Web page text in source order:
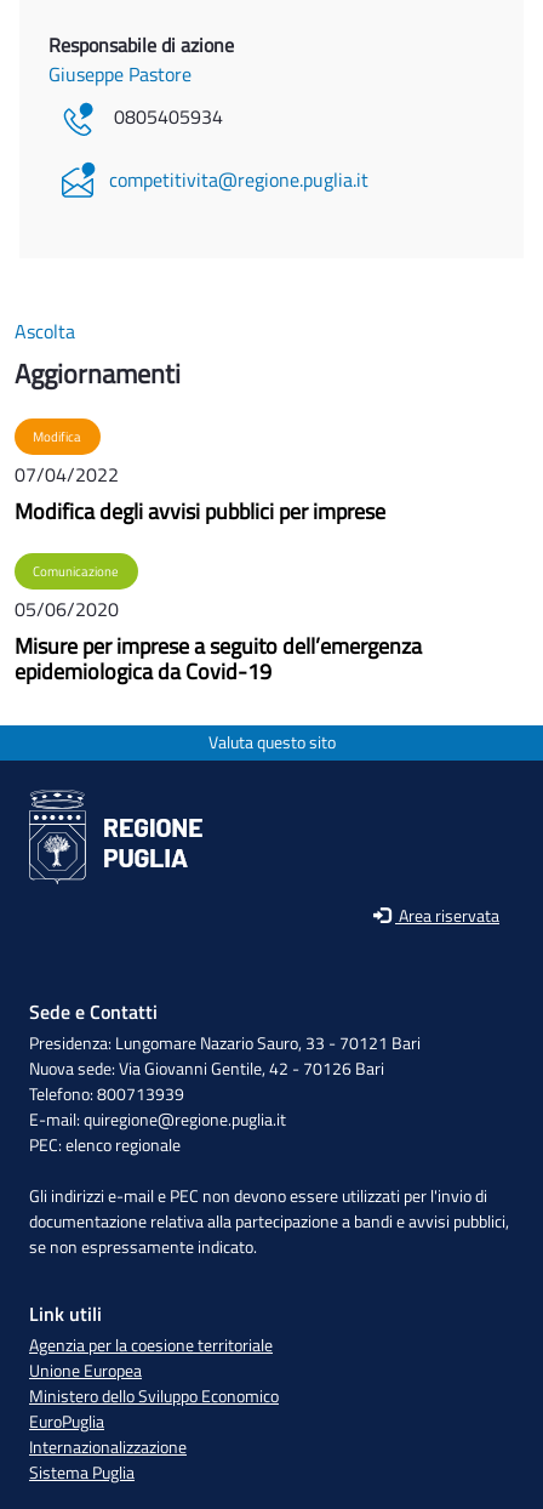
Responsabile di azione
Giuseppe Pastore
0805405934
competitivita@regione.puglia.it
Ascolta
Aggiornamenti
Modifica
07/04/2022
Modifica degli avvisi pubblici per imprese
Comunicazione
05/06/2020
Misure per imprese a seguito dell’emergenza
epidemiologica da Covid-19
Valuta questo sito
Area riservata
Sede e Contatti
Presidenza: Lungomare Nazario Sauro, 33 - 70121 Bari
Nuova sede: Via Giovanni Gentile, 42 - 70126 Bari
Telefono: 800713939
E-mail:quiregione@regione.puglia.it
PEC:elenco regionale
Gli indirizzi e-mail e PEC non devono essere utilizzati per l'invio di
documentazione relativa alla partecipazione a bandi e avvisi pubblici,
se non espressamente indicato.
Link utili
Agenzia per la coesione territoriale
Unione Europea
Ministero dello Sviluppo Economico
EuroPuglia
Internazionalizzazione
Sistema Puglia